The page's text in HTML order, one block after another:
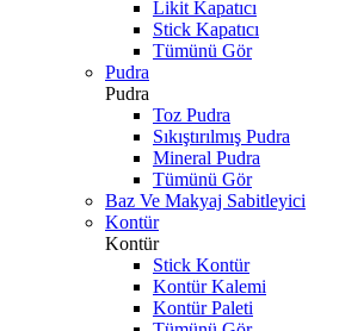
Likit Kapatıcı
Stick Kapatıcı
Tümünü Gör
Pudra
Pudra
Toz Pudra
Sıkıştırılmış Pudra
Mineral Pudra
Tümünü Gör
Baz Ve Makyaj Sabitleyici
Kontür
Kontür
Stick Kontür
Kontür Kalemi
Kontür Paleti